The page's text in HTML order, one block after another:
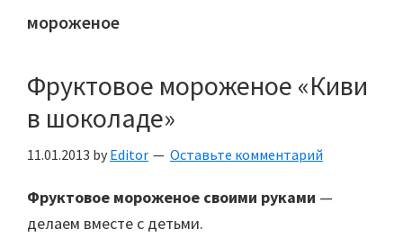
и
родителей.
мороженое
Фруктовое мороженое «Киви
в шоколаде»
11.01.2013 by Editor Оставьте комментарий
Фруктовое мороженое своими руками —
делаем вместе с детьми.